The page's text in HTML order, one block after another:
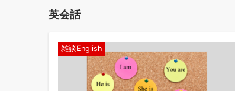
英会話
雑談English